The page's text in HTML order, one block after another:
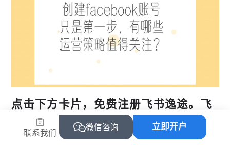
点击下方卡片，免费注册飞书逸途。飞
书逸途作为一家专业的海外广告代理
联系我们
微信咨询 立即开户